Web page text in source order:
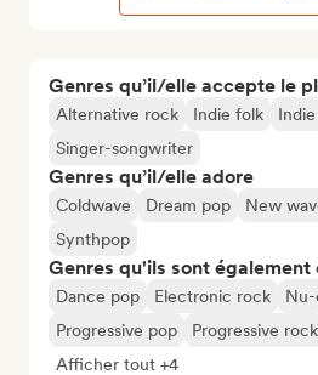
Genres qu’il/elle accepte le
Alternative rock Indie folk
Singer-songwriter
Genres qu’il/elle adore
Coldwave Dream pop New
Synthpop
Genres qu'ils sont
Dance pop Electronic rock
Progressive pop
Progressive rock
Afficher tout +4